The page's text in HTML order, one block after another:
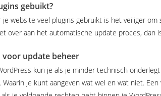
gebuikt?
je website veel plugins gebruikt is het veiliger
over aan het automatische update proces,
voor update beheer
kun je als je minder technisch
Waarin je kunt aangeven wat wel en wat niet. Een